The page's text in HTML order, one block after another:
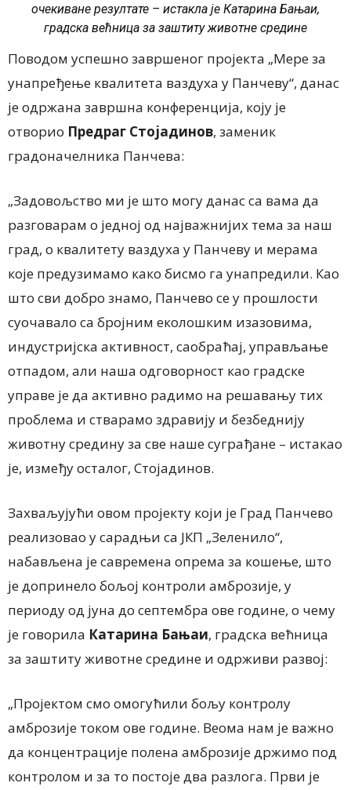
очекиване резултате – истакла је Катарина Бањаи,
градска већница за заштиту животне средине
Поводом успешно завршеног пројекта „Мере за
унапређење квалитета ваздуха у Панчеву“, данас
је одржана завршна конференција, коју је
отворио Предраг Стојадинов, заменик
градоначелника Панчева:
„Задовољство ми је што могу данас са вама да
разговарам о једној од најважнијих тема за наш
град, о квалитету ваздуха у Панчеву и мерама
које предузимамо како бисмо га унапредили. Као
што сви добро знамо, Панчево се у прошлости
суочавало са бројним еколошким изазовима,
индустријска активност, саобраћај, управљање
отпадом, али наша одговорност као градске
управе је да активно радимо на решавању тих
проблема и стварамо здравију и безбеднију
животну средину за све наше суграђане – истакао
је, између осталог, Стојадинов.
Захваљујући овом пројекту који је Град Панчево
реализовао у сарадњи са ЈКП „Зеленило“,
набављена јесавремена опрема за кошење, што
је допринело бољој контроли амброзије, у
периоду од јуна до септембра ове године, о чему
је говорила Катарина Бањаи, градска већница
за заштиту животне средине и одрживи развој:
„Пројектом смо омогућили бољу контролу
амброзије током ове године. Веома нам је важно
да концентрације полена амброзије држимо под
контролом и за то постоје два разлога. Први је